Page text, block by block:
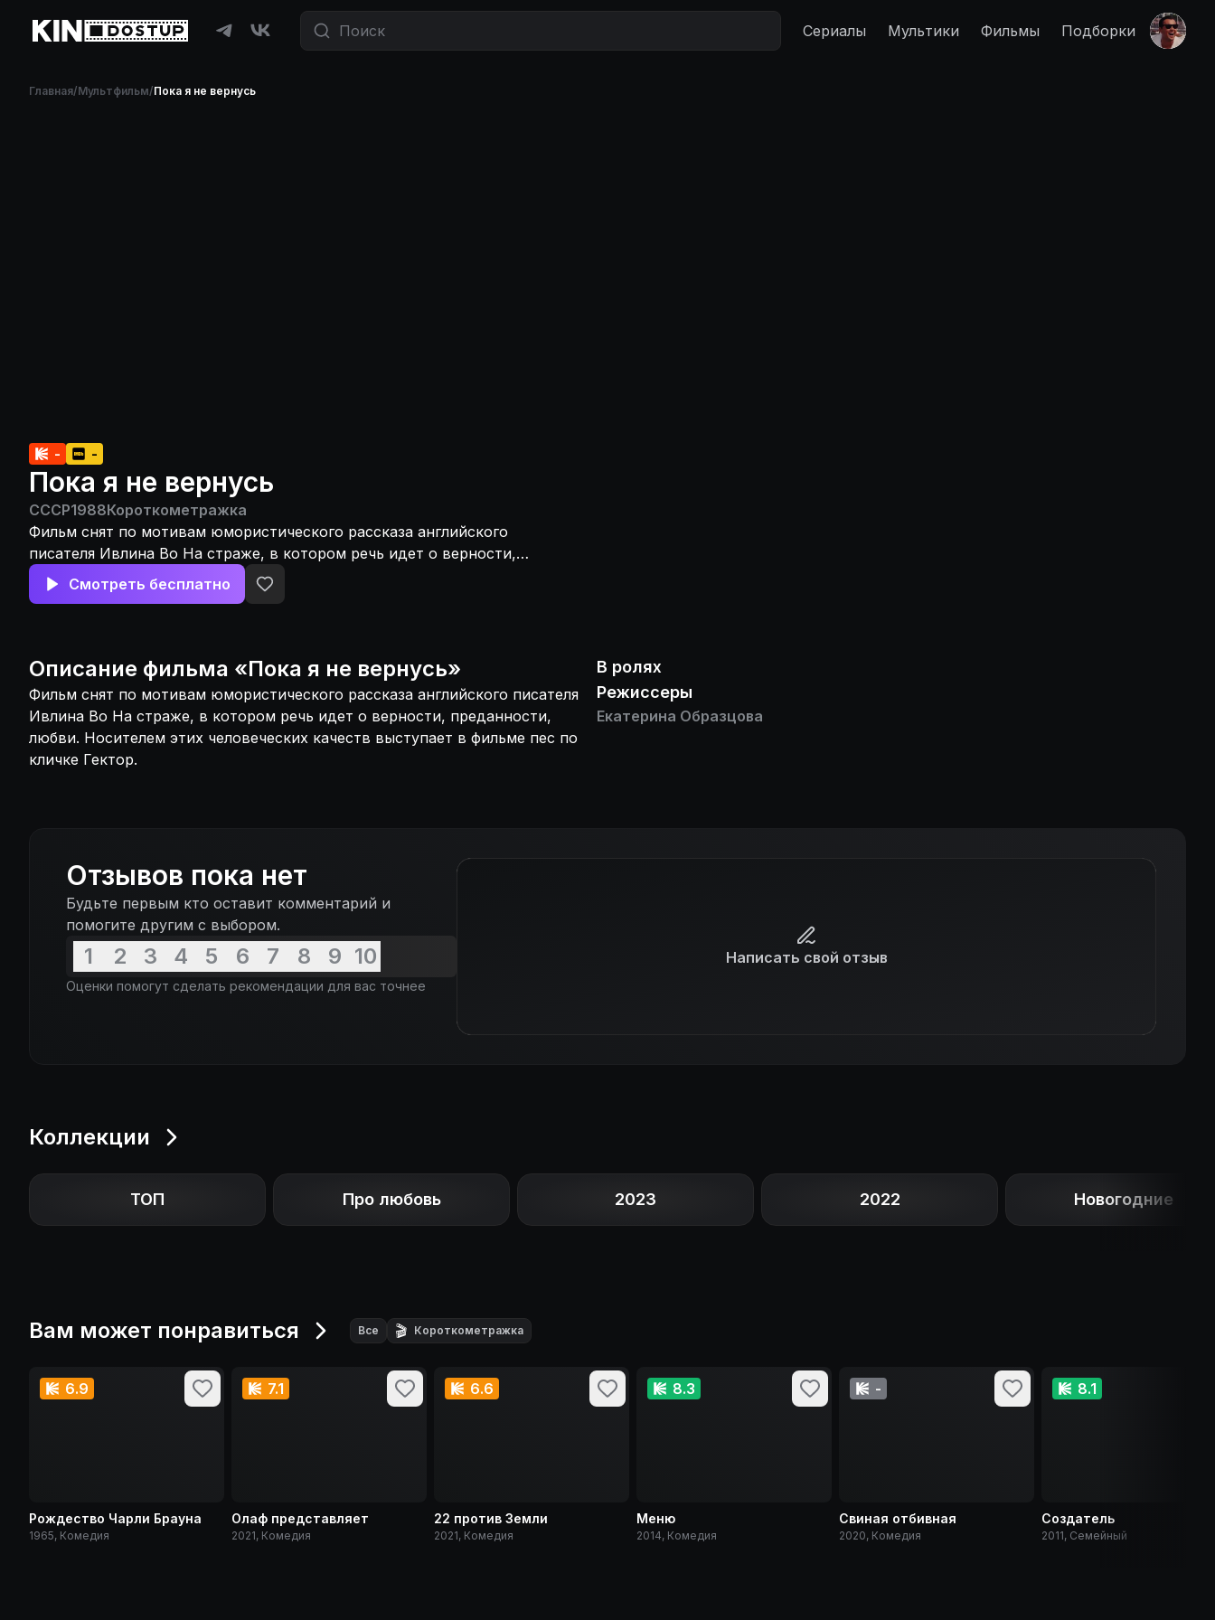
Сериалы Мультики Фильмы Подборки
Главная/Мультфильм/Пока я не вернусь
- -
Пока я не вернусь
СССР1988Короткометражка
Фильм снят по мотивам юмористического рассказа английского
писателя Ивлина Во На страже, в котором речь идет о верности,
преданности, любви. Носителем этих человеческих качеств
выступает в фильме пес по кличке Гектор.
Смотреть бесплатно
Описание фильма «Пока я не вернусь»
Фильм снят по мотивам юмористического рассказа английского писателя
Ивлина Во На страже, в котором речь идет о верности, преданности,
любви. Носителем этих человеческих качеств выступает в фильме пес по
кличке Гектор.
В ролях
Режиссеры
Екатерина Образцова
Отзывов пока нет
Будьте первым кто оставит комментарий и
помогите другим с выбором.
1 2 3 4 5 6 7 8 9 10
Оценки помогут сделать рекомендации для вас точнее
Написать свой отзыв
Коллекции
ТОП Про любовь 2023 2022 Новогодние
Вам может понравиться Все 🎬 Короткометражка
6.9
Рождество Чарли Брауна
1965, Комедия
7.1
Олаф представляет
2021, Комедия
6.6
22 против Земли
2021, Комедия
8.3
Меню
2014, Комедия
-
Свиная отбивная
2020, Комедия
8.1
Создатель
2011, Семейный